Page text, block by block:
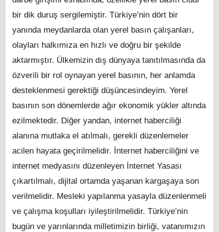
bir dik duruş sergilemiştir. Türkiye’nin dört bir
yanında meydanlarda olan yerel basın çalışanları,
olayları halkımıza en hızlı ve doğru bir şekilde
aktarmıştır. Ülkemizin dış dünyaya tanıtılmasında da
özverili bir rol oynayan yerel basının, her anlamda
desteklenmesi gerektiği düşüncesindeyim. Yerel
basının son dönemlerde ağır ekonomik yükler altında
ezilmektedir. Diğer yandan, internet haberciliği
alanına mutlaka el atılmalı, gerekli düzenlemeler
acilen hayata geçirilmelidir. İnternet haberciliğini ve
internet medyasını düzenleyen İnternet Yasası
çıkartılmalı, dijital ortamda yaşanan kargaşaya son
verilmelidir. Mesleki yapılanma yasayla düzenlenmeli
ve çalışma koşulları iyileştirilmelidir. Türkiye’nin
bugün ve yarınlarında milletimizin birliği, vatanımızın